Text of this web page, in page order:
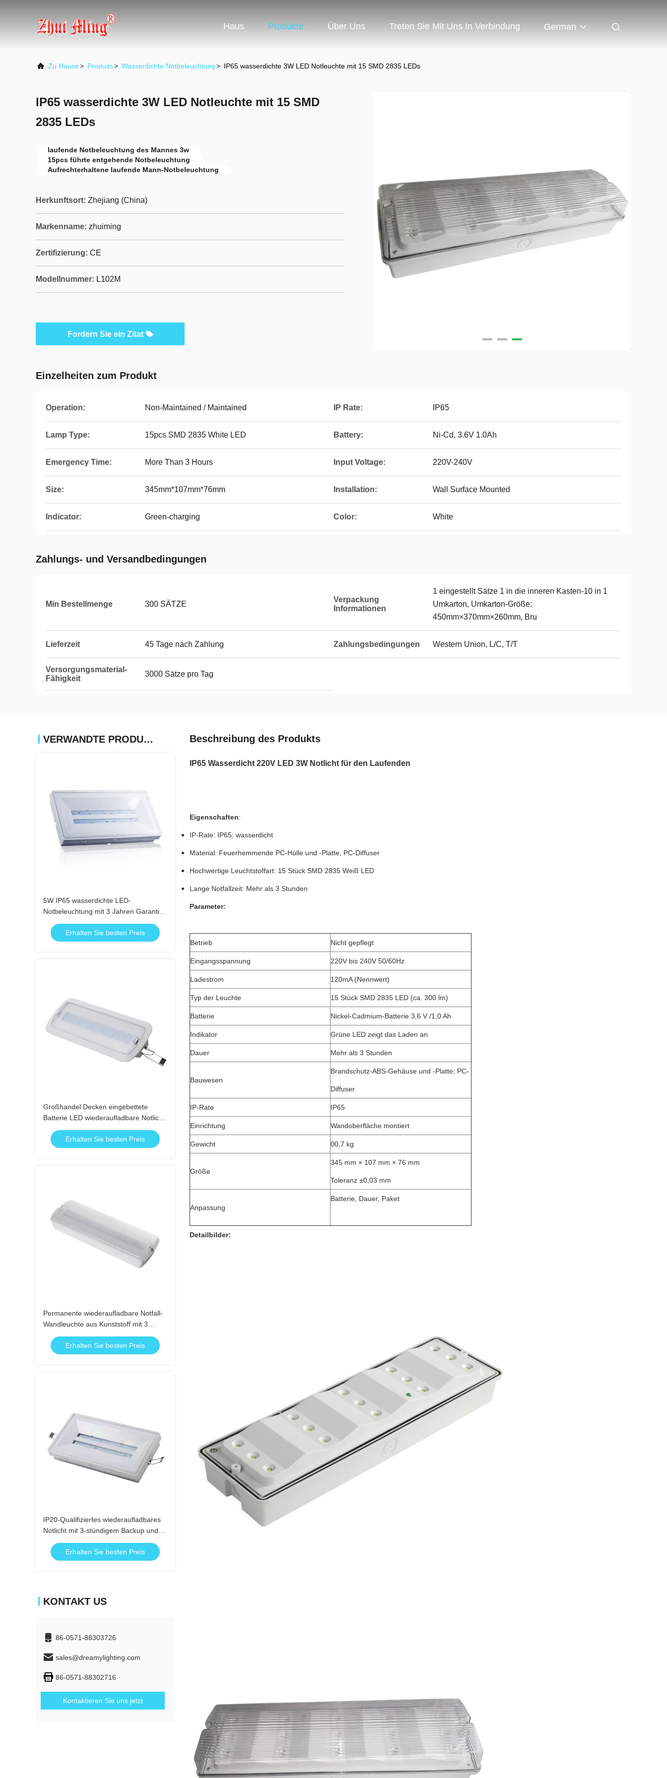
Haus Produkte Über Uns Treten Sie Mit Uns In Verbindung German
Zu Hause> Produits> Wasserdichte Notbeleuchtung> IP65 wasserdichte 3W LED Notleuchte mit 15 SMD 2835 LEDs
IP65 wasserdichte 3W LED Notleuchte mit 15 SMD
2835 LEDs
laufende Notbeleuchtung des Mannes 3w
15pcs führte entgehende Notbeleuchtung
Aufrechterhaltene laufende Mann-Notbeleuchtung
Herkunftsort: Zhejiang (China)
Markenname: zhuiming
Zertifizierung: CE
Modellnummer: L102M
Fordern Sie ein Zitat
Einzelheiten zum Produkt
Operation: Non-Maintained / Maintained IP Rate: IP65
Lamp Type: 15pcs SMD 2835 White LED Battery: Ni-Cd, 3.6V 1.0Ah
Emergency Time: More Than 3 Hours Input Voltage: 220V-240V
Size: 345mm*107mm*76mm Installation: Wall Surface Mounted
Indicator: Green-charging Color: White
Zahlungs- und Versandbedingungen
Min Bestellmenge 300 SÄTZE
Verpackung
Informationen
1 eingestellt Sätze 1 in die inneren Kasten-10 in 1
Umkarton, Umkarton-Größe:
450mm×370mm×260mm, Bru
Lieferzeit 45 Tage nach Zahlung Zahlungsbedingungen Western Union, L/C, T/T
Versorgungsmaterial-
Fähigkeit
3000 Sätze pro Tag
VERWANDTE PRODUKTE
5W IP65 wasserdichte LED-
Notbeleuchtung mit 3 Jahren Garantie
und 25.000 Stunden Lebensdauer
Erhalten Sie besten Preis
Großhandel Decken eingebettete
Batterie LED wiederaufladbare Notlicht
mit 3 Stunden Backup
Erhalten Sie besten Preis
Permanente wiederaufladbare Notfall-
Wandleuchte aus Kunststoff mit 3
Stunden Notstromversorgung und Ni-
Cd-Akku, IP20-Schutzart
Erhalten Sie besten Preis
IP20-Qualifiziertes wiederaufladbares
Notlicht mit 3-stündigem Backup und
Ni-Cd-Batterie für sichere
Evakuierungsbeleuchtung
Erhalten Sie besten Preis
KONTAKT US
86-0571-88303726
sales@dreamylighting.com
86-0571-88302716
Kontaktieren Sie uns jetzt
Beschreibung des Produkts
IP65 Wasserdicht 220V LED 3W Notlicht für den Laufenden
Eigenschaften:
IP-Rate: IP65; wasserdicht
Material: Feuerhemmende PC-Hülle und -Platte, PC-Diffuser
Hochwertige Leuchtstoffart: 15 Stück SMD 2835 Weiß LED
Lange Notfallzeit: Mehr als 3 Stunden
Parameter:
Betrieb Nicht gepflegt
Eingangsspannung 220V bis 240V 50/60Hz
Ladestrom 120mA (Nennwert)
Typ der Leuchte 15 Stück SMD 2835 LED (ca. 300 lm)
Batterie Nickel-Cadmium-Batterie 3,6 V /1,0 Ah
Indikator Grüne LED zeigt das Laden an
Dauer Mehr als 3 Stunden
Bauwesen
Brandschutz-ABS-Gehäuse und -Platte; PC-
Diffuser
IP-Rate IP65
Einrichtung Wandoberfläche montiert
Gewicht 00,7 kg
Größe
345 mm × 107 mm × 76 mm
Toleranz ±0,03 mm
Anpassung
Batterie, Dauer, Paket
Detailbilder: